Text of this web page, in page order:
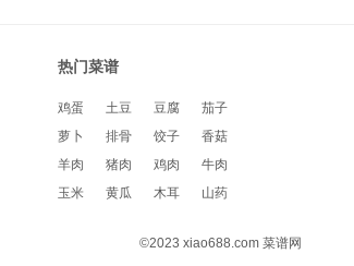
热门菜谱
鸡蛋
萝卜
羊肉
玉米
土豆
排骨
猪肉
黄瓜
豆腐
饺子
鸡肉
木耳
茄子
香菇
牛肉
山药
©2023 xiao688.com 菜谱网